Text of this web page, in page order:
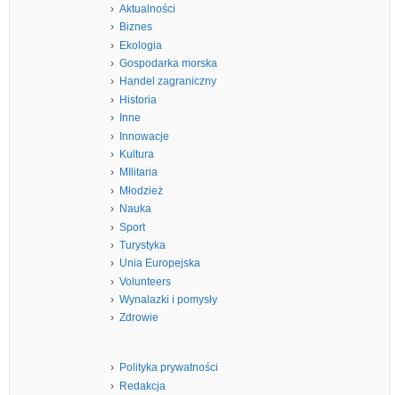
Aktualności
Biznes
Ekologia
Gospodarka morska
Handel zagraniczny
Historia
Inne
Innowacje
Kultura
MIlitaria
Młodzież
Nauka
Sport
Turystyka
Unia Europejska
Volunteers
Wynalazki i pomysły
Zdrowie
Polityka prywatności
Redakcja